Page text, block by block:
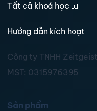
Tất cả khoá học 📖
Hướng dẫn kích hoạt
Công ty TNHH Zeitgeist
MST: 0315976395
Sản phẩm